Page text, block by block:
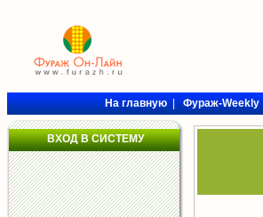
На главную|Фураж-Weekly
ВХОД В СИСТЕМУ